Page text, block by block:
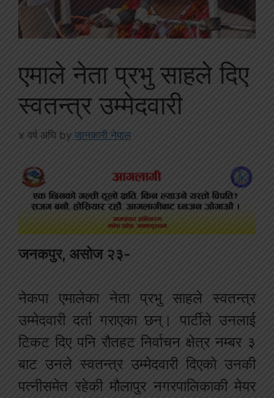
एमाले नेता प्रभु साहले दिए
स्वतन्त्र उम्मेदवारी
४ वर्ष अघि by जानकारी नेपाल
जनकपुर, असोज २३-
नेकपा एमालेका नेता प्रभु साहले स्वतन्त्र
उम्मेदवारी दर्ता गराएका छन्। पार्टीले उनलाई
टिकट दिए पनि रौतहट निर्वाचन क्षेत्र नम्बर ३
बाट उनले स्वतन्त्र उम्मेदवारी दिएको उनकी
पत्नीसमेत रहेकी मौलापुर नगरपालिकाकी मेयर